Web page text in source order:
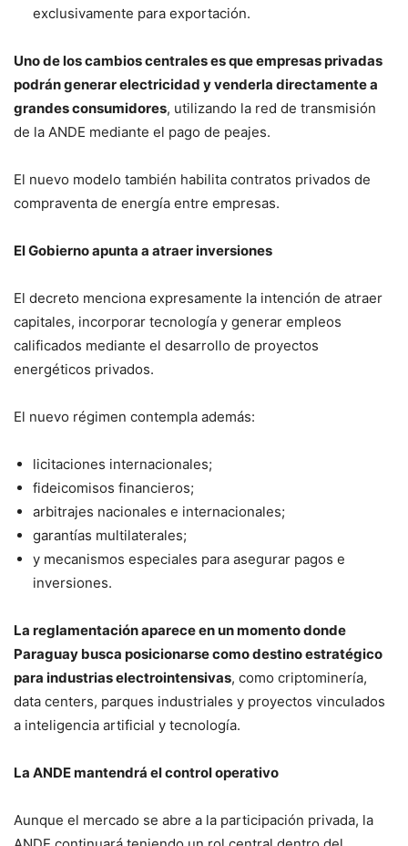
exclusivamente para exportación.
Uno de los cambios centrales es que empresas privadas
podrán generar electricidad y venderla directamente a
grandes consumidores, utilizando la red de transmisión
de la ANDE mediante el pago de peajes.
El nuevo modelo también habilita contratos privados de
compraventa de energía entre empresas.
El Gobierno apunta a atraer inversiones
El decreto menciona expresamente la intención de atraer
capitales, incorporar tecnología y generar empleos
calificados mediante el desarrollo de proyectos
energéticos privados.
El nuevo régimen contempla además:
licitaciones internacionales;
fideicomisos financieros;
arbitrajes nacionales e internacionales;
garantías multilaterales;
y mecanismos especiales para asegurar pagos e
inversiones.
La reglamentación aparece en un momento donde
Paraguay busca posicionarse como destino estratégico
para industrias electrointensivas, como criptominería,
data centers, parques industriales y proyectos vinculados
a inteligencia artificial y tecnología.
La ANDE mantendrá el control operativo
Aunque el mercado se abre a la participación privada, la